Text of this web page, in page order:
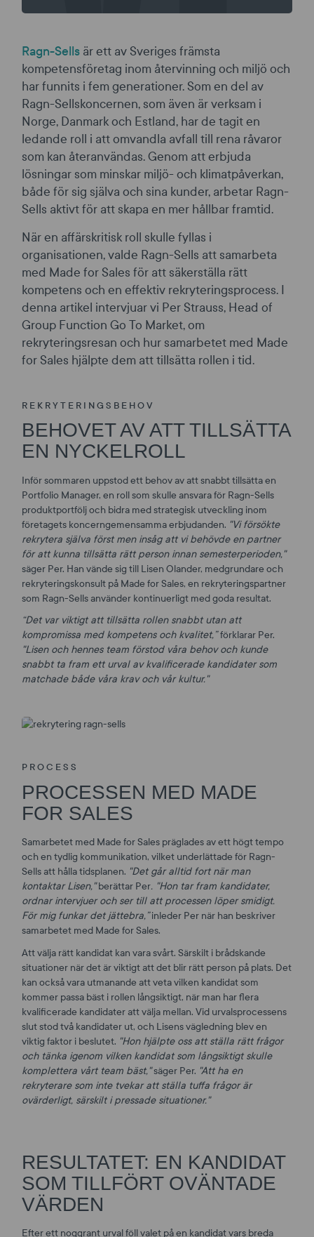
Ragn-Sells är ett av Sveriges främsta
kompetensföretag inom återvinning och miljö och
har funnits i fem generationer. Som en del av
Ragn-Sellskoncernen, som även är verksam i
Norge, Danmark och Estland, har de tagit en
ledande roll i att omvandla avfall till rena råvaror
som kan återanvändas. Genom att erbjuda
lösningar som minskar miljö- och klimatpåverkan,
både för sig själva och sina kunder, arbetar Ragn-
Sells aktivt för att skapa en mer hållbar framtid.
När en affärskritisk roll skulle fyllas i
organisationen, valde Ragn-Sells att samarbeta
med Made for Sales för att säkerställa rätt
kompetens och en effektiv rekryteringsprocess. I
denna artikel intervjuar vi Per Strauss, Head of
Group Function Go To Market, om
rekryteringsresan och hur samarbetet med Made
for Sales hjälpte dem att tillsätta rollen i tid.
REKRYTERINGSBEHOV
BEHOVET AV ATT TILLSÄTTA
EN NYCKELROLL
Inför sommaren uppstod ett behov av att snabbt tillsätta en
Portfolio Manager, en roll som skulle ansvara för Ragn-Sells
produktportfölj och bidra med strategisk utveckling inom
företagets koncerngemensamma erbjudanden. "Vi försökte
rekrytera själva först men insåg att vi behövde en partner
för att kunna tillsätta rätt person innan semesterperioden,"
säger Per. Han vände sig till Lisen Olander, medgrundare och
rekryteringskonsult på Made for Sales, en rekryteringspartner
som Ragn-Sells använder kontinuerligt med goda resultat.
“Det var viktigt att tillsätta rollen snabbt utan att
kompromissa med kompetens och kvalitet,”förklarar Per.
"Lisen och hennes team förstod våra behov och kunde
snabbt ta fram ett urval av kvalificerade kandidater som
matchade både våra krav och vår kultur."
PROCESS
PROCESSEN MED MADE
FOR SALES
Samarbetet med Made for Sales präglades av ett högt tempo
och en tydlig kommunikation, vilket underlättade för Ragn-
Sells att hålla tidsplanen. "Det går alltid fort när man
kontaktar Lisen,"berättar Per. "Hon tar fram kandidater,
ordnar intervjuer och ser till att processen löper smidigt.
För mig funkar det jättebra,”inleder Per när han beskriver
samarbetet med Made for Sales.
Att välja rätt kandidat kan vara svårt. Särskilt i brådskande
situationer när det är viktigt att det blir rätt person på plats. Det
kan också vara utmanande att veta vilken kandidat som
kommer passa bäst i rollen långsiktigt, när man har flera
kvalificerade kandidater att välja mellan. Vid urvalsprocessens
slut stod två kandidater ut, och Lisens vägledning blev en
viktig faktor i beslutet. "Hon hjälpte oss att ställa rätt frågor
och tänka igenom vilken kandidat som långsiktigt skulle
komplettera vårt team bäst,"säger Per. "Att ha en
rekryterare som inte tvekar att ställa tuffa frågor är
ovärderligt, särskilt i pressade situationer."
RESULTATET: EN KANDIDAT
SOM TILLFÖRT OVÄNTADE
VÄRDEN
Efter ett noggrant urval föll valet på en kandidat vars breda